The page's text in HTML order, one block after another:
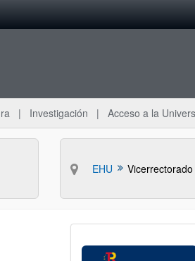
Investigación Acceso a la
EHU